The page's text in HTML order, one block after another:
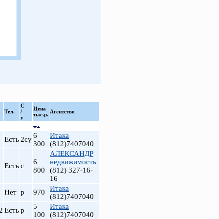
Тел.
С
/
у
Цена
тыс.р. Агентство
Есть 2су6
300
Итака
(812)7407040
Естьс
6
800
АЛЕКСАНДР
недвижимость
(812) 327-16-
16
Нет р 970
Итака
(812)7407040
Естьр
5
100
Итака
(812)7407040